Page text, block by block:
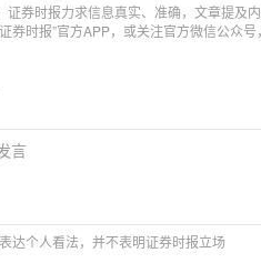
证券时报力求信息真实、准确，文章提及
券时报”官方APP，或关注官方微信公众
言
达个人看法，并不表明证券时报立场